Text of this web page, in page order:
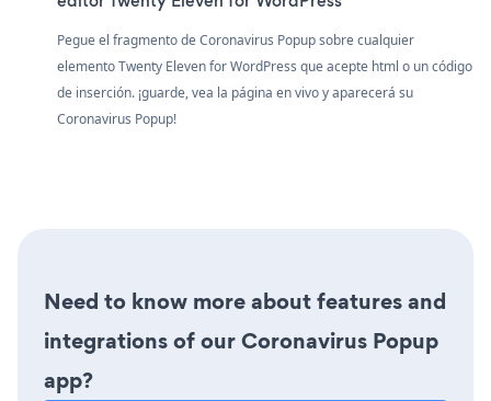
Pegue el fragmento de Coronavirus Popup sobre cualquier
elemento Twenty Eleven for WordPress que acepte html o un código
de inserción. ¡guarde, vea la página en vivo y aparecerá su
Coronavirus Popup!
Need to know more about features and
integrations of our Coronavirus Popup
app?